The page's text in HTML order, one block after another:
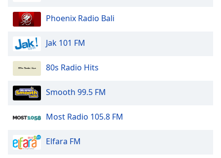
Phoenix Radio Bali
Jak 101 FM
80s Radio Hits
Smooth 99.5 FM
Most Radio 105.8 FM
Elfara FM